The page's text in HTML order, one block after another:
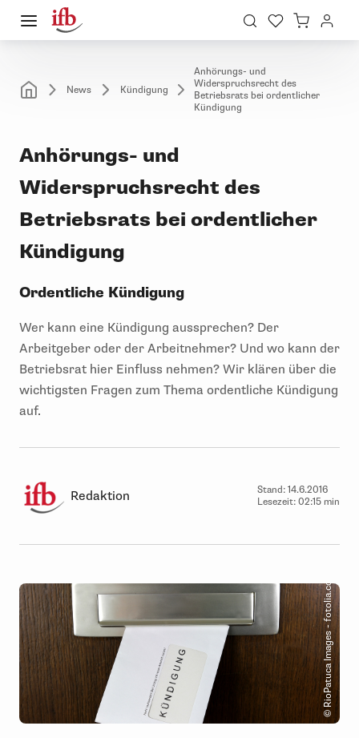
News Kündigung
Anhörungs- und
Widerspruchsrecht des
Betriebsrats bei ordentlicher
Kündigung
Anhörungs- und
Widerspruchsrecht des
Betriebsrats bei ordentlicher
Kündigung
Ordentliche Kündigung
Wer kann eine Kündigung aussprechen? Der
Arbeitgeber oder der Arbeitnehmer? Und wo kann der
Betriebsrat hier Einfluss nehmen? Wir klären über die
wichtigsten Fragen zum Thema ordentliche Kündigung
auf.
Redaktion Stand: 14.6.2016
Lesezeit: 02:15 min
© RioPatuca Images - fotolia.com